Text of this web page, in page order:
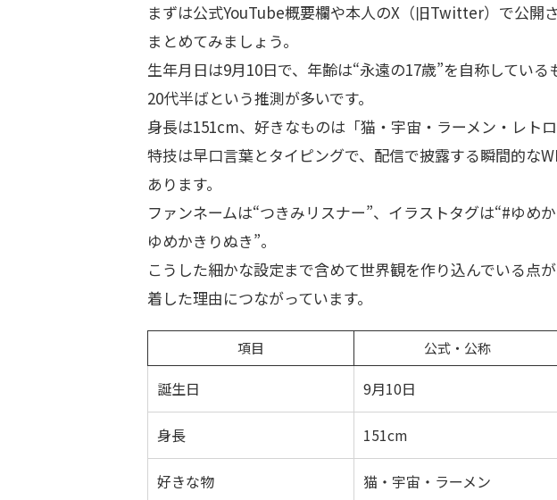
まずは公式YouTube概要欄や本人のX（旧Twitter）で公開
まとめてみましょう。
生年月日は9月10日で、年齢は“永遠の17歳”を自称してい
20代半ばという推測が多いです。
身長は151cm、好きなものは「猫・宇宙・ラーメン・レトロ
特技は早口言葉とタイピングで、配信で披露する瞬間的な
あります。
ファンネームは“つきみリスナー”、イラストタグは“#ゆめ
ゆめかきりぬき”。
こうした細かな設定まで含めて世界観を作り込んでいる点
着した理由につながっています。
項目 公式・公称
誕生日 9月10日
身長 151cm
好きな物 猫・宇宙・ラーメン